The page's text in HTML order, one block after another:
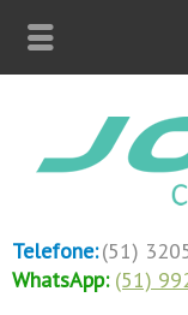
Telefone:(51)
WhatsApp: (51)